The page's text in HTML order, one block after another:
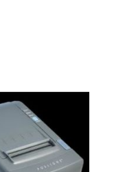
proposons sont des